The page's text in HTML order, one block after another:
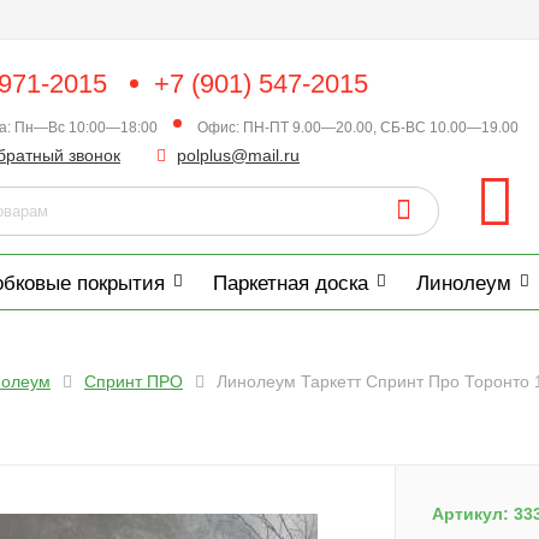
2015 +7 (901) 547-2015
Пн—Вс 10:00—18:00 Офис: ПН-ПТ 9.00—20.00, СБ-ВС 10.00—19.00
звонок polplus@mail.ru
покрытия Паркетная доска Линолеум
Спринт ПРО Линолеум Таркетт Спринт Про Торонто
Артикул: